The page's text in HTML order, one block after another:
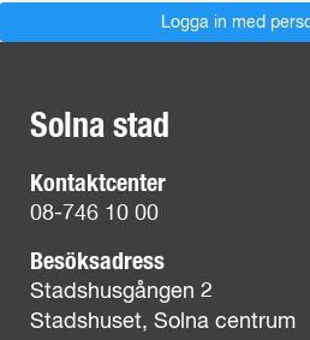
Solna stad
Kontaktcenter
08-746 10 00
Besöksadress
Stadshusgången 2
Stadshuset, Solna centrum